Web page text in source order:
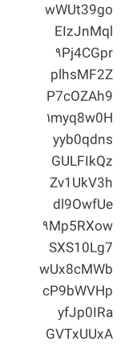
wWUt39go
EIzJnMql
۹Pj4CGpr
plhsMF2Z
P7cOZAh9
۱myq8w0H
yyb0qdns
GULFIkQz
Zv1UkV3h
dl9OwfUe
۹Mp5RXow
SXS10Lg7
wUx8cMWb
cP9bWVHp
yfJp0IRa
GVTxUUxA